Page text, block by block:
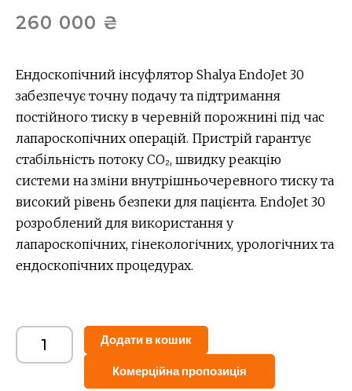
260 000 ₴
Ендоскопічний інсуфлятор Shalya EndoJet 30
забезпечує точну подачу та підтримання
постійного тиску в черевній порожнині під час
лапароскопічних операцій. Пристрій гарантує
стабільність потоку СО₂, швидку реакцію
системи на зміни внутрішньочеревного тиску та
високий рівень безпеки для пацієнта. EndoJet 30
розроблений для використання у
лапароскопічних, гінекологічних, урологічних та
ендоскопічних процедурах.
Додати в кошик
Комерційна пропозиція